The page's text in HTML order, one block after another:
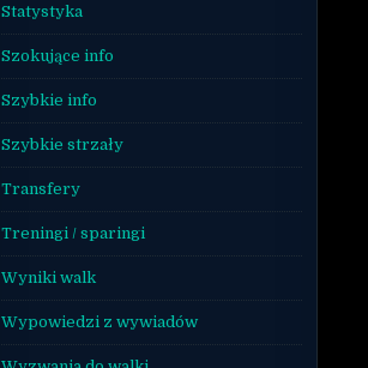
Statystyka
Szokujące info
Szybkie info
Szybkie strzały
Transfery
Treningi / sparingi
Wyniki walk
Wypowiedzi z wywiadów